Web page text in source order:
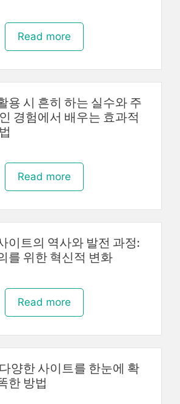
Read more
용 시 흔히 하는 실수와 주
경험에서 배우는 효과적
Read more
이트의 역사와 발전 과정:
를 위한 혁신적 변화
Read more
양한 사이트를 한눈에 확
한 방법